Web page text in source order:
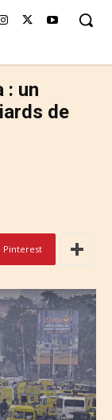
: un
de
Pinterest